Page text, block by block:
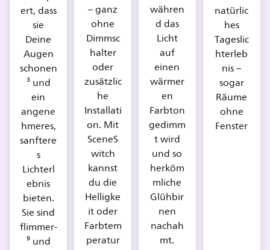
ert, dass
sie
Deine
Augen
schonen
³ und
ein
angene
hmeres,
sanftere
s
Lichterl
ebnis
bieten.
Sie sind
flimmer-
⁹ und
– ganz
ohne
Dimmsc
halter
oder
zusätzlic
he
Installati
on. Mit
SceneS
witch
kannst
du die
Helligke
it oder
Farbtem
peratur
währen
d das
Licht
auf
einen
wärmer
en
Farbton
gedimm
t wird
und so
herköm
mliche
Glühbir
nen
nachah
mt.
natürlic
hes
Tageslic
hterleb
nis –
sogar
Räume
ohne
Fenster